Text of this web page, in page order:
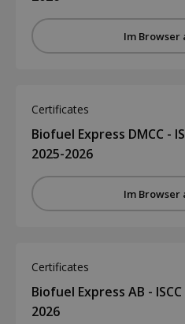
Im Browser
Certificates
Biofuel Express DMCC -
2025-2026
Im Browser
Certificates
Biofuel Express AB -
2026